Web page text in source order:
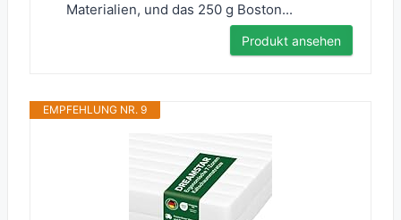
Materialien, und das 250 g Boston...
Produkt ansehen
EMPFEHLUNG NR. 9